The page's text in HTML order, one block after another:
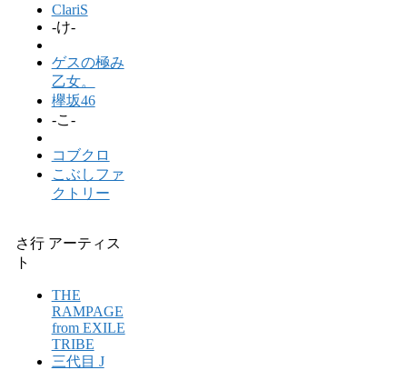
ClariS
-け-
ゲスの極み
乙女。
欅坂46
-こ-
コブクロ
こぶしファ
クトリー
さ行 アーティス
ト
THE
RAMPAGE
from EXILE
TRIBE
三代目 J